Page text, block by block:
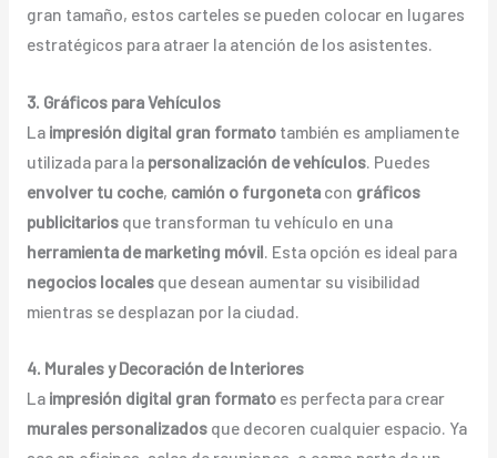
gran tamaño, estos carteles se pueden colocar en lugares
estratégicos para atraer la atención de los asistentes.
3. Gráficos para Vehículos
La impresión digital gran formatotambién es ampliamente
utilizada para la personalización de vehículos. Puedes
envolver tu coche, camión o furgonetacon gráficos
publicitariosque transforman tu vehículo en una
herramienta de marketing móvil . Esta opción es ideal para
negocios localesque desean aumentar su visibilidad
mientras se desplazan por la ciudad.
4. Murales y Decoración de Interiores
La impresión digital gran formatoes perfecta para crear
murales personalizadosque decoren cualquier espacio. Ya